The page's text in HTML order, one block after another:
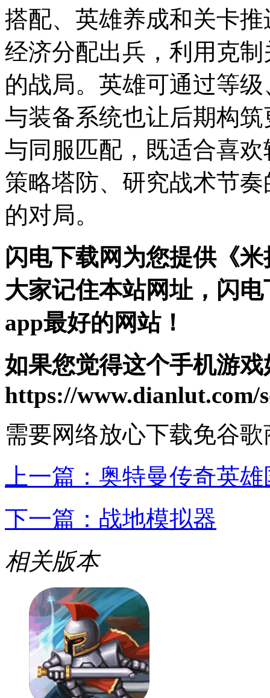
搭配、英雄养成和关卡
经济分配出兵，利用克
的战局。英雄可通过等
与装备系统也让后期构
与同服匹配，既适合喜
策略塔防、研究战术节
的对局。
闪电下载网为您提供《
大家记住本站网址，闪
app最好的网站！
如果您觉得这个手机游
https://www.dianlut.com/
需要网络放心下载免谷歌
上一篇： 奥特曼传奇英雄
下一篇： 战地模拟器
相关版本